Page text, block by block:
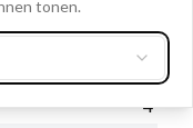
60
4
tonen.